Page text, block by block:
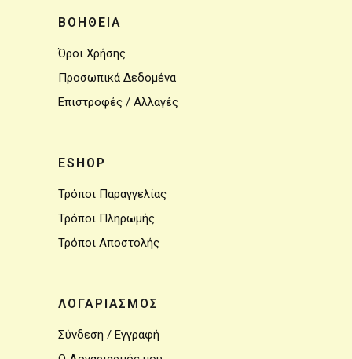
ΒΟΗΘΕΙΑ
Όροι Χρήσης
Προσωπικά Δεδομένα
Επιστροφές / Αλλαγές
ESHOP
Τρόποι Παραγγελίας
Τρόποι Πληρωμής
Τρόποι Αποστολής
ΛΟΓΑΡΙΑΣΜΟΣ
Σύνδεση / Εγγραφή